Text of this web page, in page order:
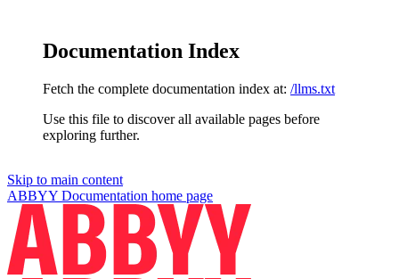
Documentation Index
Fetch the complete documentation index at: /llms.txt
Use this file to discover all available pages before
exploring further.
Skip to main content
ABBYY Documentation home page